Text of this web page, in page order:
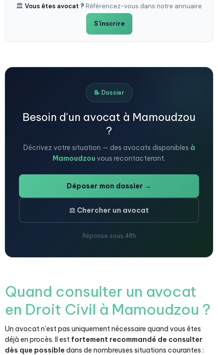
🏛️ Vous êtes avocat ? Référencez-vous dans notre annuaire
S'inscrire
📝 Dossier
Besoin d'un avocat à Mamoudzou
?
Décrivez votre situation — des avocats disponibles à
Mamoudzou vous recontacteront.
Déposer mon dossier →
⚖️ Chercher un avocat
Réponse sous 48h
Quand consulter un avocat
en Droit Civil à Mamoudzou ?
Un avocat n'est pas uniquement nécessaire quand vous êtes
déjà en procès. Il est fortement recommandé de consulter
dès que possible dans de nombreuses situations courantes :